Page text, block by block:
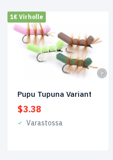
1€ Virholle
Pupu Tupuna Variant
$3.38
Varastossa